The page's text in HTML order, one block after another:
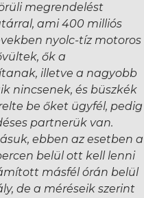
megrendelést
ami 400 milliós
nyolc-tíz motoros
ők a
illetve a nagyobb
nincsenek, és büszkék
be őket ügyfél, pedig
partnerük van.
ebben az esetben a
belül ott kell lenni
másfél órán belül
de a méréseik szerint